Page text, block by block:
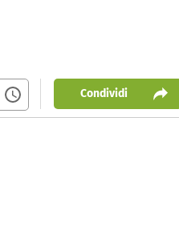
Condividi